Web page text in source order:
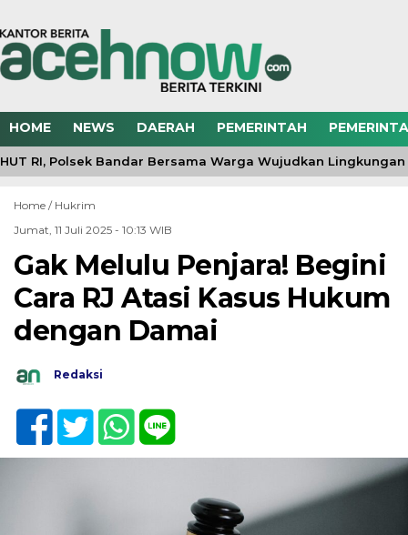
HOME NEWS DAERAH PEMERINTAH
RI, Polsek Bandar Bersama Warga Wujudkan Lingkungan
Home / Hukrim
Jumat, 11 Juli 2025 - 10:13 WIB
Gak Melulu Penjara! Begini
Cara RJ Atasi Kasus Hukum
dengan Damai
Redaksi